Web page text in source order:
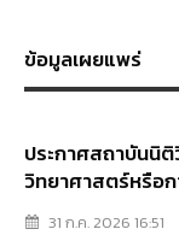
ข้อมูลเผยแพร่
ประกาศสถาบันนิ
วิทยาศาสตร์หรือ
ประกวดราคาอิเล็
31 ก.ค. 2026 16:51